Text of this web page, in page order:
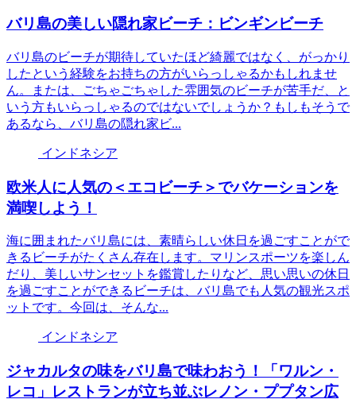
バリ島の美しい隠れ家ビーチ：ビンギンビーチ
バリ島のビーチが期待していたほど綺麗ではなく、がっかり
したという経験をお持ちの方がいらっしゃるかもしれませ
ん。または、ごちゃごちゃした雰囲気のビーチが苦手だ、と
いう方もいらっしゃるのではないでしょうか？もしもそうで
あるなら、バリ島の隠れ家ビ...
インドネシア
欧米人に人気の＜エコビーチ＞でバケーションを
満喫しよう！
海に囲まれたバリ島には、素晴らしい休日を過ごすことがで
きるビーチがたくさん存在します。マリンスポーツを楽しん
だり、美しいサンセットを鑑賞したりなど、思い思いの休日
を過ごすことができるビーチは、バリ島でも人気の観光スポ
ットです。今回は、そんな...
インドネシア
ジャカルタの味をバリ島で味わおう！「ワルン・
レコ」レストランが立ち並ぶレノン・ププタン広